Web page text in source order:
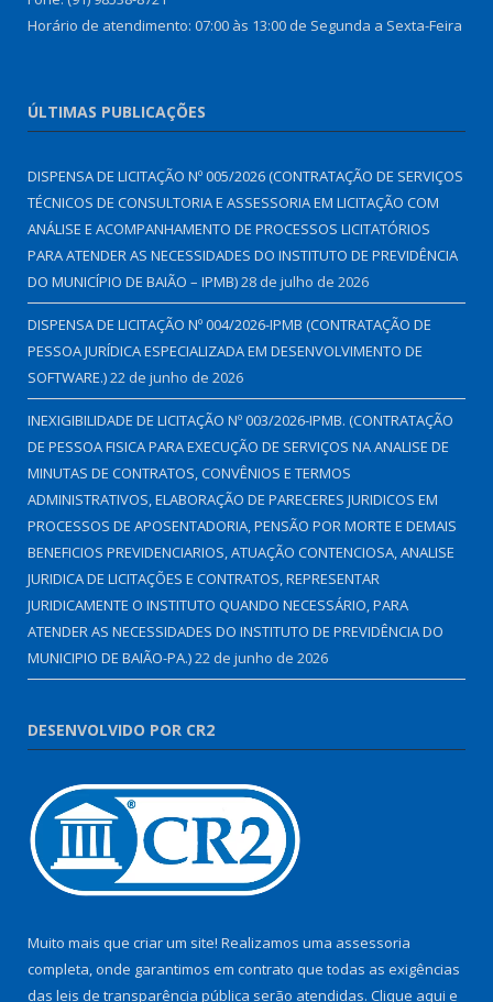
Horário de atendimento: 07:00 às 13:00 de Segunda a Sexta-Feira
ÚLTIMAS PUBLICAÇÕES
DISPENSA DE LICITAÇÃO Nº 005/2026 (CONTRATAÇÃO DE SERVIÇOS
TÉCNICOS DE CONSULTORIA E ASSESSORIA EM LICITAÇÃO COM
ANÁLISE E ACOMPANHAMENTO DE PROCESSOS LICITATÓRIOS
PARA ATENDER AS NECESSIDADES DO INSTITUTO DE PREVIDÊNCIA
DO MUNICÍPIO DE BAIÃO – IPMB)28 de julho de 2026
DISPENSA DE LICITAÇÃO Nº 004/2026-IPMB (CONTRATAÇÃO DE
PESSOA JURÍDICA ESPECIALIZADA EM DESENVOLVIMENTO DE
SOFTWARE.)22 de junho de 2026
INEXIGIBILIDADE DE LICITAÇÃO Nº 003/2026-IPMB. (CONTRATAÇÃO
DE PESSOA FISICA PARA EXECUÇÃO DE SERVIÇOS NA ANALISE DE
MINUTAS DE CONTRATOS, CONVÊNIOS E TERMOS
ADMINISTRATIVOS, ELABORAÇÃO DE PARECERES JURIDICOS EM
PROCESSOS DE APOSENTADORIA, PENSÃO POR MORTE E DEMAIS
BENEFICIOS PREVIDENCIARIOS, ATUAÇÃO CONTENCIOSA, ANALISE
JURIDICA DE LICITAÇÕES E CONTRATOS, REPRESENTAR
JURIDICAMENTE O INSTITUTO QUANDO NECESSÁRIO, PARA
ATENDER AS NECESSIDADES DO INSTITUTO DE PREVIDÊNCIA DO
MUNICIPIO DE BAIÃO-PA.)22 de junho de 2026
DESENVOLVIDO POR CR2
Muito mais que criar um site! Realizamos uma assessoria
completa, onde garantimos em contrato que todas as exigências
das leis de transparência pública serão atendidas. Clique aqui e